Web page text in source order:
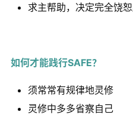
求主帮助，决定完全饶
如何才能践行SAFE？
须常常有规律地灵修
灵修中多多省察自己